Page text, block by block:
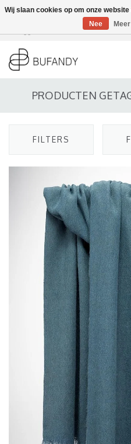
DE / EN
PRODUCTEN
FILTERS
Wij slaan cookies op om onze
Nee